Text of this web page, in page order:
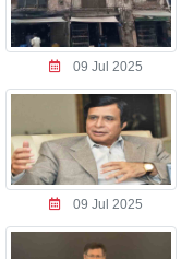
09 Jul 2025
09 Jul 2025